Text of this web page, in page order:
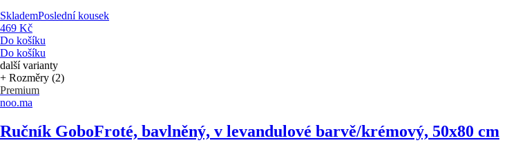
SklademPoslední kousek
469 Kč
Do košíku
Do košíku
další varianty
+ Rozměry (2)
Premium
noo.ma
Ručník GoboFroté, bavlněný, v levandulové barvě/krémový, 50x80 cm